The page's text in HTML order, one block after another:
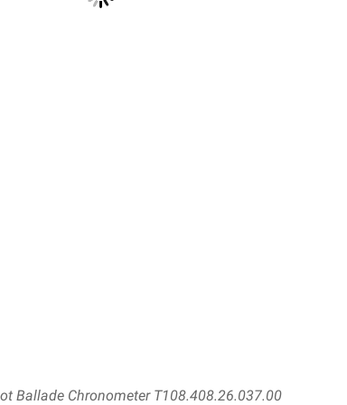
Ballade Chronometer T108.408.26.037.00